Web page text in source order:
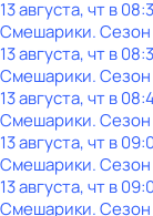
13 августа, чт в
Смешарики. Сезон
13 августа, чт в
Смешарики. Сезон
13 августа, чт в
Смешарики. Сезон
13 августа, чт в
Смешарики. Сезон
13 августа, чт в
Смешарики. Сезон